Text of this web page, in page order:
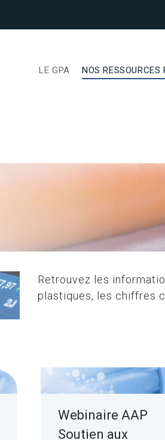
LE GPA NOS RESSOURCES
Retrouvez les
plastiques, les chiffres
Webinaire AAP
Soutien aux